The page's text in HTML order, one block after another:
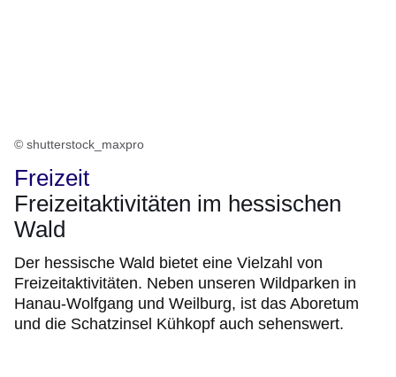
© shutterstock_maxpro
Freizeit
Freizeitaktivitäten im hessischen
Wald
Der hessische Wald bietet eine Vielzahl von
Freizeitaktivitäten. Neben unseren Wildparken in
Hanau-Wolfgang und Weilburg, ist das Aboretum
und die Schatzinsel Kühkopf auch sehenswert.